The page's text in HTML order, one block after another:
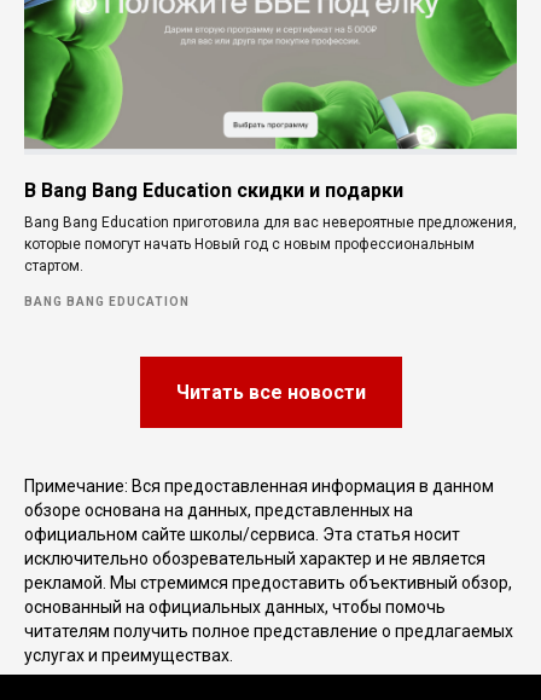
В Bang Bang Education скидки и подарки
Bang Bang Education приготовила для вас невероятные предложения,
которые помогут начать Новый год с новым профессиональным
стартом.
BANG BANG EDUCATION
Читать все новости
Примечание: Вся предоставленная информация в данном
обзоре основана на данных, представленных на
официальном сайте школы/сервиса. Эта статья носит
исключительно обозревательный характер и не является
рекламой. Мы стремимся предоставить объективный обзор,
основанный на официальных данных, чтобы помочь
читателям получить полное представление о предлагаемых
услугах и преимуществах.